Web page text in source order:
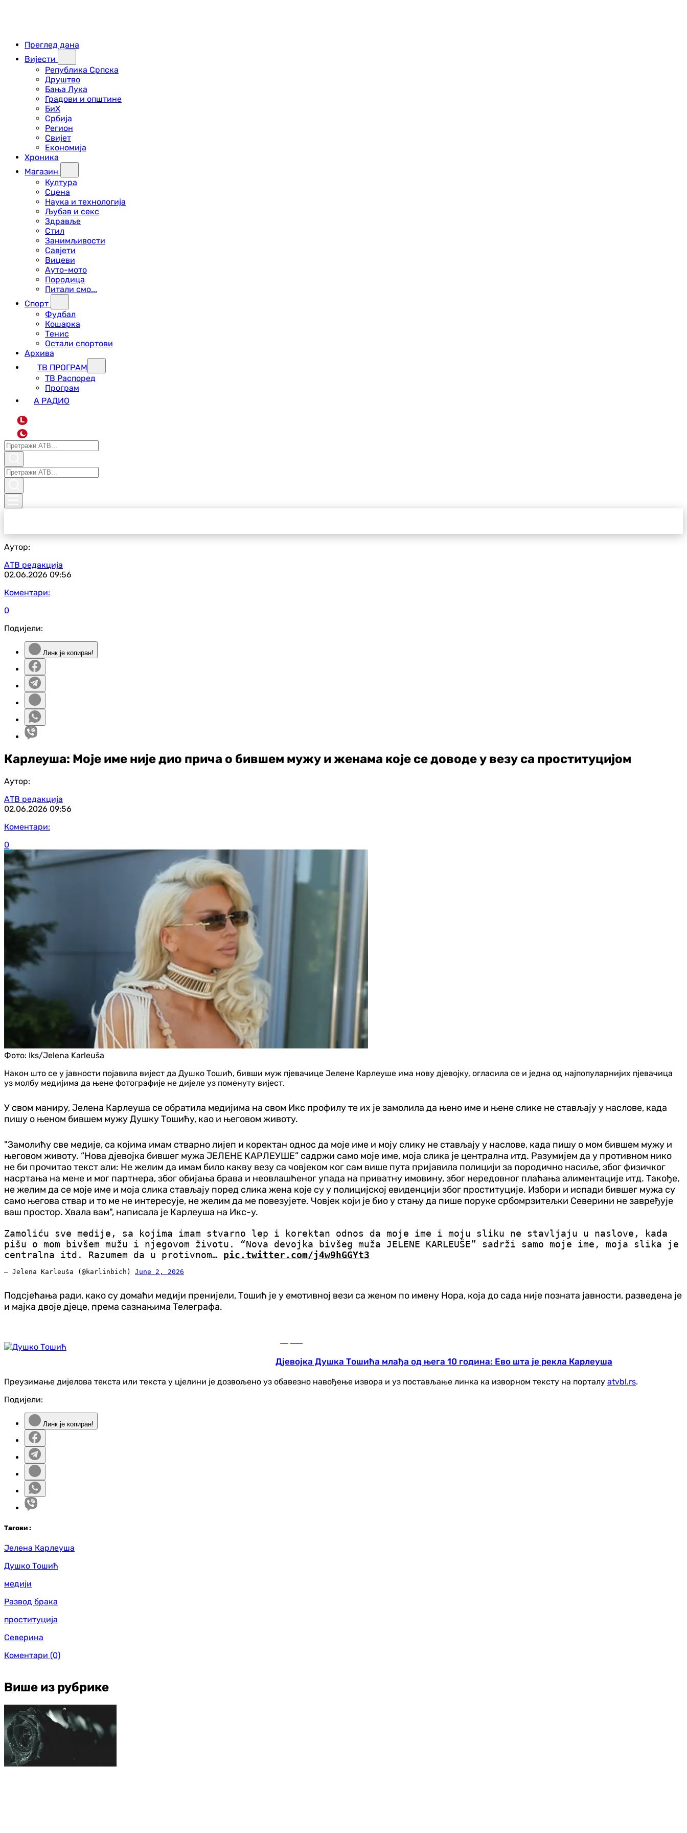
Преглед дана
Вијести
Република Српска
Друштво
Бања Лука
Градови и општине
БиХ
Србија
Регион
Свијет
Економија
Хроника
Магазин
Култура
Сцена
Наука и технологија
Љубав и секс
Здравље
Стил
Занимљивости
Савјети
Вицеви
Ауто-мото
Породица
Питали смо...
Спорт
Фудбал
Кошарка
Тенис
Остали спортови
Архива
ТВ ПРОГРАМ
ТВ Распоред
Програм
А РАДИО
L
Аутор:
АТВ редакција
02.06.2026 09:56
Коментари:
0
Подијели:
Линк је копиран!
Карлеуша: Моје име није дио прича о бившем мужу и женама које се доводе у везу са проституцијом
Аутор:
АТВ редакција
02.06.2026 09:56
Коментари:
0
Фото: Iks/Jelena Karleuša
Након што се у јавности појавила вијест да Душко Тошић, бивши муж пјевачице Јелене Карлеуше има нову дјевојку, огласила се и једна од најпопуларнијих пјевачица
уз молбу медијима да њене фотографије не дијеле уз поменуту вијест.
У свом маниру, Јелена Карлеуша се обратила медијима на свом Икс профилу те их је замолила да њено име и њене слике не стављају у наслове, када
пишу о њеном бившем мужу Душку Тошићу, као и његовом животу.
"Замолићу све медије, са којима имам стварно лијеп и коректан однос да моје име и моју слику не стављају у наслове, када пишу о мом бившем мужу и
његовом животу. “Нова дјевојка бившег мужа ЈЕЛЕНЕ КАРЛЕУШЕ” садржи само моје име, моја слика је централна итд. Разумијем да у противном нико
не би прочитао текст али: Не желим да имам било какву везу са човјеком ког сам више пута пријавила полицији за породично насиље, због физичког
насртања на мене и мог партнера, због обијања брава и неовлашћеног упада на приватну имовину, због нередовног плаћања алиментације итд. Такође,
не желим да се моје име и моја слика стављају поред слика жена које су у полицијској евиденцији због проституције. Избори и испади бившег мужа су
само његова ствар и то ме не интересује, не желим да ме повезујете. Човјек који је био у стању да пише поруке србомрзитељки Северини не завређује
ваш простор. Хвала вам", написала је Карлеуша на Икс-у.
Zamoliću sve medije, sa kojima imam stvarno lep i korektan odnos da moje ime i moju sliku ne stavljaju u naslove, kada
pišu o mom bivšem mužu i njegovom životu. “Nova devojka bivšeg muža JELENE KARLEUŠE” sadrži samo moje ime, moja slika je
centralna itd. Razumem da u protivnom… pic.twitter.com/j4w9hGGYt3
— Jelena Karleuša (@karlinbich) June 2, 2026
Подсјећања ради, како су домаћи медији пренијели, Тошић је у емотивној вези са женом по имену Нора, која до сада није позната јавности, разведена је
и мајка двоје дјеце, према сазнањима Телеграфа.
Дјевојка Душка Тошића млађа од њега 10 година: Ево шта је рекла Карлеуша
Преузимање дијелова текста или текста у цјелини је дозвољено уз обавезно навођење извора и уз постављање линка ка изворном тексту на порталу atvbl.rs.
Подијели:
Линк је копиран!
Тагови :
Јелена Карлеуша
Душко Тошић
медији
Развод брака
проституција
Северина
Коментари (0)
Више из рубрике